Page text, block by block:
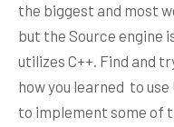
the biggest and most
but the Source engine
utilizes C++. Find and
how you learned to
to implement some of